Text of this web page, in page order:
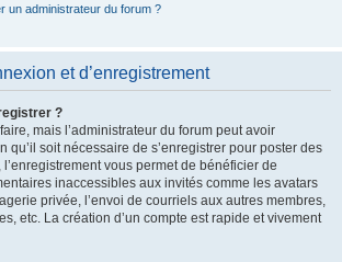
un administrateur du forum ?
et d’enregistrement
?
mais l’administrateur du forum peut avoir
qu’il soit nécessaire de s’enregistrer pour poster des
vous permet de bénéficier de
inaccessibles aux invités comme les avatars
privée, l’envoi de courriels aux autres membres,
etc. La création d’un compte est rapide et vivement